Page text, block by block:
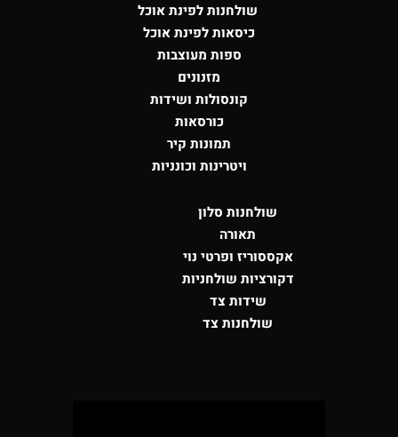
שולחנות לפינת אוכל
כיסאות לפינת אוכל
ספות מעוצבות
מזנונים
קונסולות ושידות
כורסאות
תמונות קיר
ויטרינות וכונניות
שולחנות סלון
תאורה
אקססוריז ופרטי נוי
דקורציות שולחניות
שידות צד
שולחנות צד